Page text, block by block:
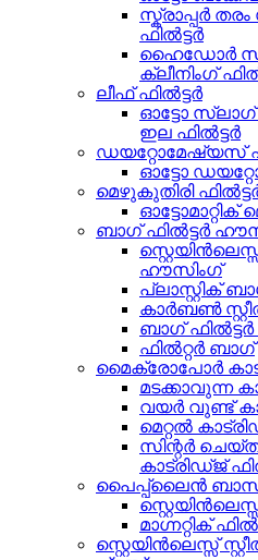
സ്ക്രാപ്പർ
ഫിൽട്ടർ
ഹൈഡോർ
ക്ലീനിംഗ്
ലീഫ് ഫിൽട്ടർ
ഓട്ടോ
ഇല ഫിൽട്ടർ
ഡയറ്റോമേഷ്യസ്
ഓട്ടോ
മെഴുകുതിരി
ഓട്ടോമാറ്റിക്
ബാഗ് ഫിൽട്ടർ
ഹൗസിംഗ്
പ്ലാസ്റ്റിക്
കാർബൺ
ബാഗ് ഫിൽട്ടർ
ഫിൽറ്റർ ബാഗ്
മൈക്രോപോർ
മടക്കാവുന്ന
വയർ വുണ്ട്
മെറ്റൽ
സിന്റർ
കാട്രിഡ്ജ്
പൈപ്പ്‌ലൈൻ
മാഗ്നറ്റിക്
സ്റ്റെയിൻലെസ്സ്